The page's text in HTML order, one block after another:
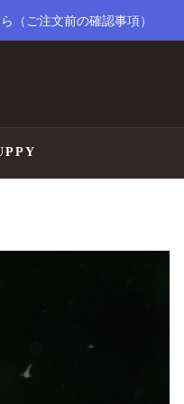
（ご注文前の確認事項）